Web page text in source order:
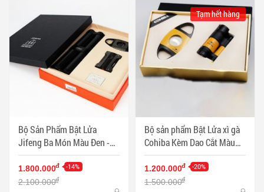
Bộ Sản Phẩm Bật Lửa
Jifeng Ba Món Màu Đen -
Mã SP: PKXG340
1.800.000đ -14%
2.100.000đ
Bộ sản phẩm Bật Lửa xì gà
Cohiba Kèm Dao Cắt Màu
Vàng - Mã SP: PKXG330
Tạm hết hàng
1.200.000đ -20%
1.500.000đ